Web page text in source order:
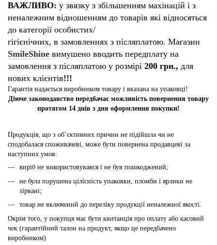
ВАЖЛИВО: у звязку з збільшенням махінацій і з
неналежним відношенням до товарів які відносяться
до категорії особистих/
гігієнічних, в замовленнях з післяплатою. Магазин
SmileShine вимушено вводить передплату на
замовлення з післяплатою у розмірі 200 грн., для
нових клієнтів!!!
Гарантія надається виробником товару і вказана на упаковці!
Діюче законодавство передбачає можливість повернення товару
протягом 14 днів з дня оформлення покупки!
Продукція, що з об’єктивних причин не підійшла чи не
сподобалася споживачеві, може бути повернена продавцеві за
наступних умов:
виріб не використовувався і не був пошкоджений;
не була порушена цілісність упаковки, пломби і ярлики не
зірвані;
товар не включений до переліку продукції неналежної якості.
Окрім того, у покупця має бути квитанція про оплату або касовий
чек (гарантійний талон на продукт, якщо це передбачено
виробником)